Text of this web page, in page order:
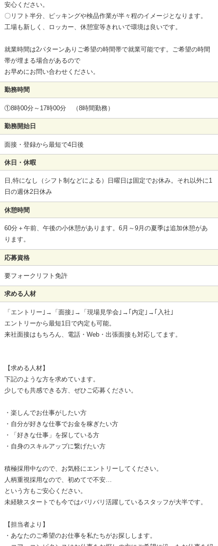
安心ください。
〇リフト半分、ピッキングや検品作業が半々程のイメージとなります。
工場も新しく、ロッカー、休憩室等きれいで環境は良いです。
就業時間は2パターンありご希望の時間帯で就業可能です。ご希望の時間
帯が埋まる場合があるので
お早めにお問い合わせください。
勤務時間
①8時00分～17時00分 （8時間勤務）
勤務開始日
面接・登録から最短で4日後
休日・休暇
日,特になし（シフト制などによる）日曜日は固定でお休み。それ以外に1
日の週休2日休み
休憩時間
60分＋午前、午後の小休憩があります。6月～9月の夏季は追加休憩があ
ります。
応募資格
要フォークリフト免許
求める人材
「エントリー｣→「面接｣→「現場見学会｣→｢内定｣→｢入社｣
エントリーから最短1日で内定も可能。
来社面接はもちろん、電話・Web・出張面接も対応してます。
【求める人材】
下記のような方を求めています。
少しでも共感できる方、ぜひご応募ください。
・楽しんでお仕事がしたい方
・自分が好きな仕事でお金を稼ぎたい方
・「好きな仕事」を探している方
・自身のスキルアップに繋げたい方
積極採用中なので、お気軽にエントリーしてください。
人柄重視採用なので、初めてで不安…
という方もご安心ください。
未経験スタートでも今ではバリバリ活躍しているスタッフが大半です。
【担当者より】
・あなたのご希望のお仕事を私たちがお探しします。